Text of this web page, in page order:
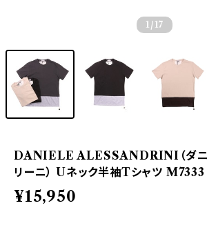
1 /17
DANIELE ALESSANDRINI（ダニ
リーニ） Uネック半袖Tシャツ
¥15,950